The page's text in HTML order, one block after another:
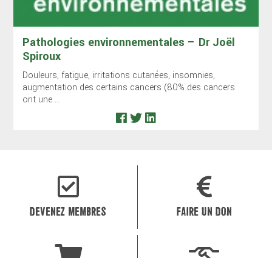
Pathologies environnementales – Dr Joël
Spiroux
Douleurs, fatigue, irritations cutanées, insomnies,
augmentation des certains cancers (80% des cancers
ont une ...
DEVENEZ MEMBRES FAIRE UN DON